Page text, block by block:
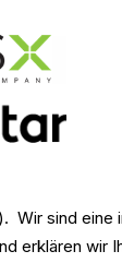
sind
erklären wir